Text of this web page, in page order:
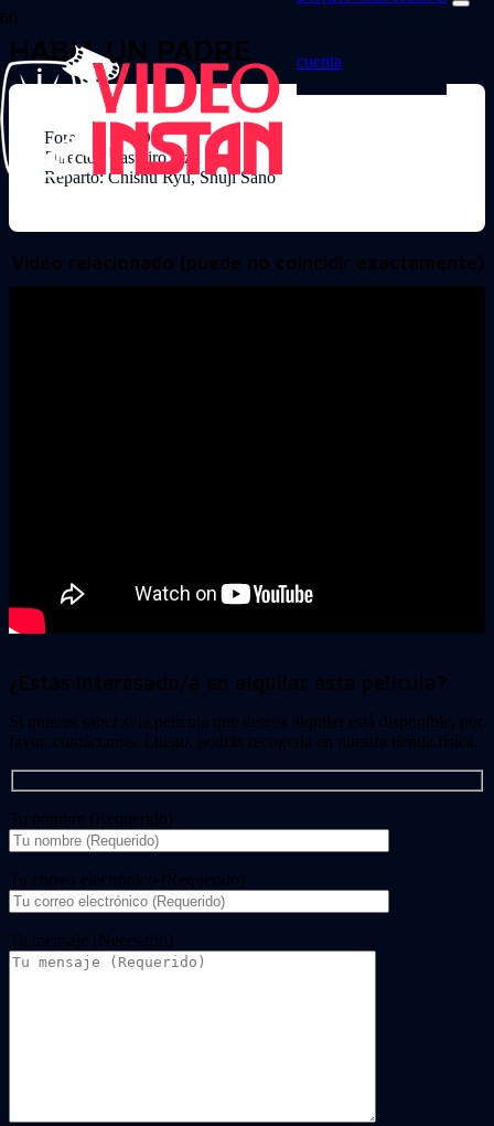
cuenta
HABIA UN PADRE
Formato: DVD
Director: Yasujiro Ozu
Reparto: Chishu Ryu, Shuji Sano
Video relacionado (puede no coincidir exactamente)
¿Estas interesado/a en alquilar esta película?
Si quieres saber si la película que deseas alquilar está disponible, por
favor, contáctanos. Luego, podrás recogerla en nuestra tienda física.
Tu nombre (Requerido)
Tu correo electrónico (Requerido)
Tu mensaje (Necesario)